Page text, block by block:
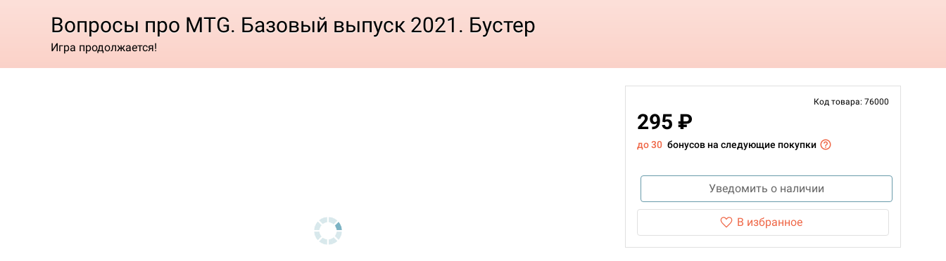
Вопросы про MTG. Базовый выпуск 2021. Бустер
Игра продолжается!
Код товара: 76000
295 ₽
до 30 бонусов на следующие покупки
Уведомить о наличии
В избранное